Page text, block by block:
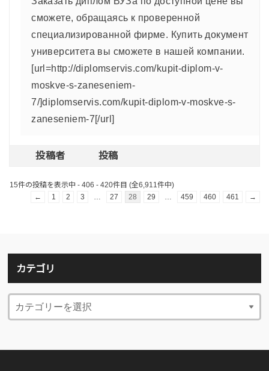
сможете, обращаясь к проверенной
специализированной фирме. Купить документ
университета вы сможете в нашей компании.
[url=http://diplomservis.com/kupit-diplom-v-
moskve-s-zaneseniem-
7/]diplomservis.com/kupit-diplom-v-moskve-s-
zaneseniem-7[/url]
投稿者 投稿
15件の投稿を表示中 - 406 - 420件目 (全6,911件中)
←
1 2 3 27 28 29 459 460 461 →
カテゴリ